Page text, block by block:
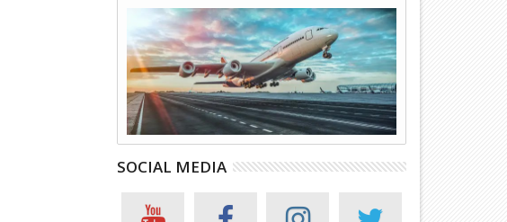
SOCIAL MEDIA